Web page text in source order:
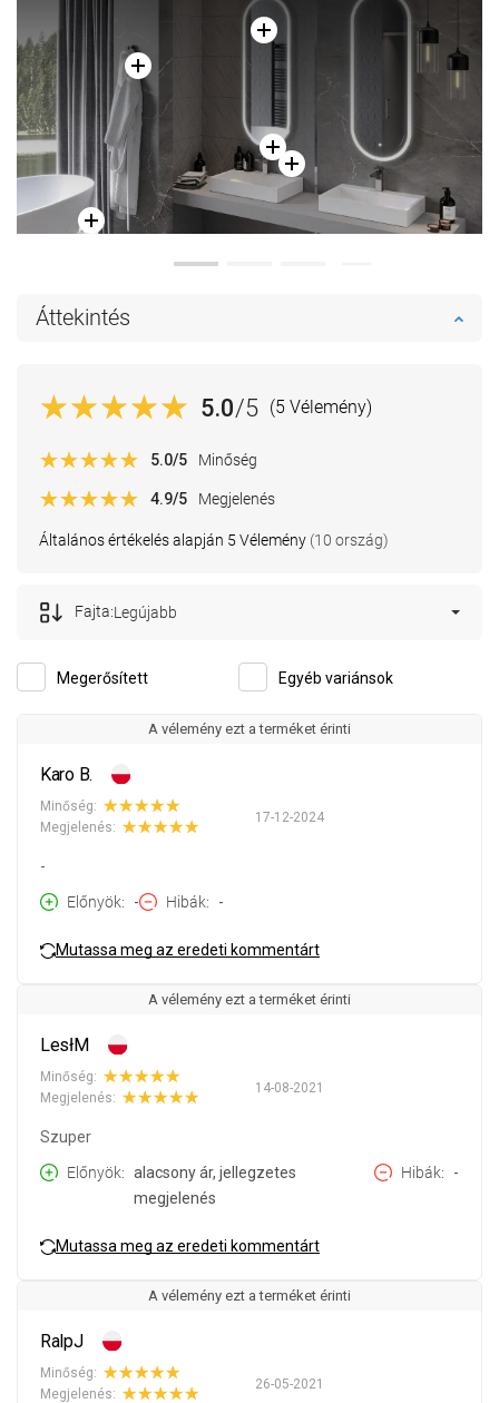
Áttekintés
5.0/5 (5 Vélemény)
Általános értékelés alapján 5 Vélemény (10 ország)
5.0/5 Minőség
4.9/5 Megjelenés
Megerősített Egyéb variánsok
Fajta:Legújabb
A vélemény ezt a terméket érinti
Karo B.
17-12-2024
Minőség:
Megjelenés:
-
Előnyök
- Hibák -
Mutassa meg az eredeti kommentárt
A vélemény ezt a terméket érinti
LesłM
14-08-2021
Minőség:
Megjelenés:
Szuper
Előnyök
alacsony ár, jellegzetes
megjelenés
Hibák -
Mutassa meg az eredeti kommentárt
A vélemény ezt a terméket érinti
RalpJ
26-05-2021
Minőség:
Megjelenés: